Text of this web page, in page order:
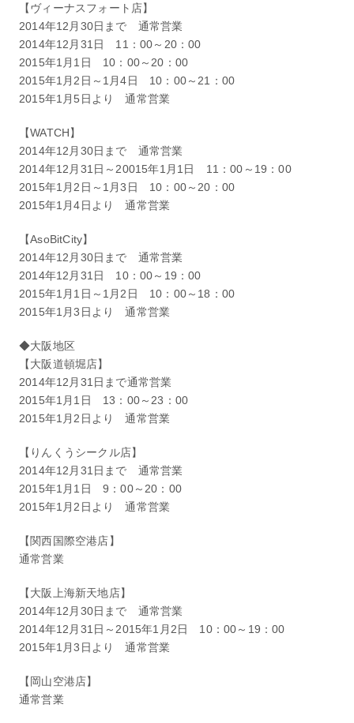
【ヴィーナスフォート店】
2014年12月30日まで 通常営業
2014年12月31日 11：00～20：00
2015年1月1日 10：00～20：00
2015年1月2日～1月4日 10：00～21：00
2015年1月5日より 通常営業
【WATCH】
2014年12月30日まで 通常営業
2014年12月31日～20015年1月1日 11：00～19：00
2015年1月2日～1月3日 10：00～20：00
2015年1月4日より 通常営業
【AsoBitCity】
2014年12月30日まで 通常営業
2014年12月31日 10：00～19：00
2015年1月1日～1月2日 10：00～18：00
2015年1月3日より 通常営業
◆大阪地区
【大阪道頓堀店】
2014年12月31日まで通常営業
2015年1月1日 13：00～23：00
2015年1月2日より 通常営業
【りんくうシークル店】
2014年12月31日まで 通常営業
2015年1月1日 9：00～20：00
2015年1月2日より 通常営業
【関西国際空港店】
通常営業
【大阪上海新天地店】
2014年12月30日まで 通常営業
2014年12月31日～2015年1月2日 10：00～19：00
2015年1月3日より 通常営業
【岡山空港店】
通常営業